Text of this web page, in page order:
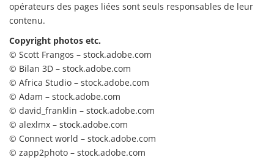
opérateurs des pages liées sont seuls responsables de leur
contenu.
Copyright photos etc.
© Scott Frangos – stock.adobe.com
© Bilan 3D – stock.adobe.com
© Africa Studio – stock.adobe.com
© Adam – stock.adobe.com
© david_franklin – stock.adobe.com
© alexlmx – stock.adobe.com
© Connect world – stock.adobe.com
© zapp2photo – stock.adobe.com